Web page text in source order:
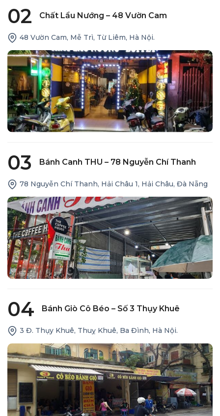
02 Chất Lẩu Nướng – 48 Vườn Cam
48 Vườn Cam, Mễ Trì, Từ Liêm, Hà Nội.
03 Bánh Canh THU – 78 Nguyễn Chí Thanh
78 Nguyễn Chí Thanh, Hải Châu 1, Hải Châu, Đà Nẵng
04 Bánh Giò Cô Béo – Số 3 Thụy Khuê
3 Đ. Thụy Khuê, Thuỵ Khuê, Ba Đình, Hà Nội.